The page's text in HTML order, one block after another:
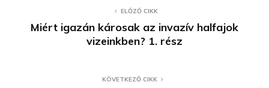
ELŐZŐ CIKK
Miért igazán károsak az invazív halfajok
vizeinkben? 1. rész
KÖVETKEZŐ CIKK